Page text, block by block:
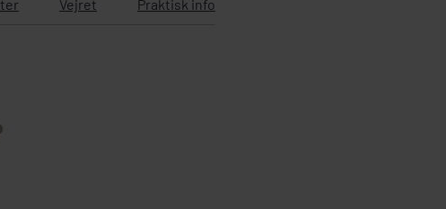
Vejret Praktisk info